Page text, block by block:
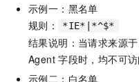
示例一：黑名单
规则：
*IE*|*^$*
结果说明：当请求来源于
Agent 字段时，均不可访
示例二：白名单